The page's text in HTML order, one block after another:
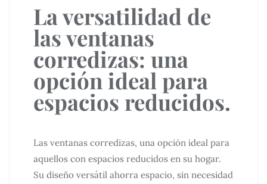
La versatilidad de
las ventanas
corredizas: una
opción ideal para
espacios reducidos.
Las ventanas corredizas, una opción ideal para
aquellos con espacios reducidos en su hogar.
Su diseño versátil ahorra espacio, sin necesidad